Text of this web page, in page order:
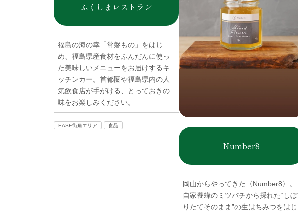
ふくしまレストラン
福島の海の幸「常磐もの」をはじ
め、福島県産食材をふんだんに使っ
た美味しいメニューをお届けするキ
ッチンカー。首都圏や福島県内の人
気飲食店が手がける、とっておきの
味をお楽しみください。
EASE街角エリア 食品
Number8
岡山からやってきた〈Number8〉。
自家養蜂のミツバチから採れた“しぼ
りたてそのまま”の生はちみつをはじ